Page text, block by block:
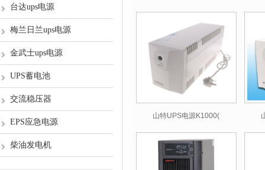
台达ups电源
梅兰日兰ups电源
金武士ups电源
UPS蓄电池
交流稳压器
EPS应急电源
柴油发电机
山特UPS电源K1000(